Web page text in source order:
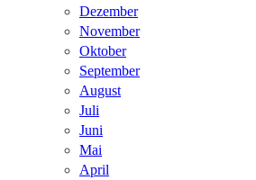
Dezember
November
Oktober
September
August
Juli
Juni
Mai
April